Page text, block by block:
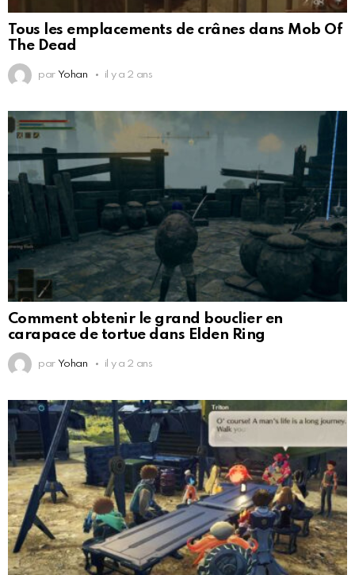
Tous les emplacements de crânes dans Mob Of
The Dead
par Yohan il y a 2 ans
Comment obtenir le grand bouclier en
carapace de tortue dans Elden Ring
par Yohan il y a 2 ans